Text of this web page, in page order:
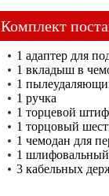
Комплект
1 адаптер для
1 вкладыш в
1
1 ручка
1 торцевой
1 торцовый
1 чемодан для
1
3 кабельных